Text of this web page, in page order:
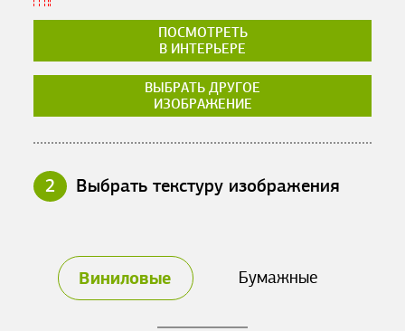
ПОСМОТРЕТЬ
В ИНТЕРЬЕРЕ
ВЫБРАТЬ ДРУГОЕ
ИЗОБРАЖЕНИЕ
2 Выбрать текстуру изображения
Виниловые Бумажные